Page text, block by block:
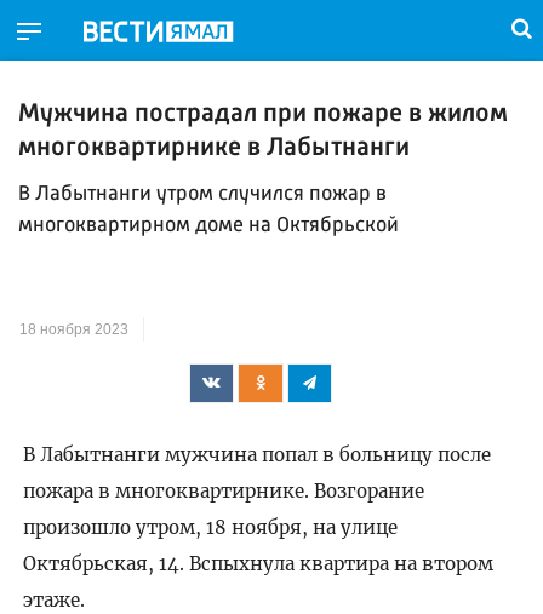
Мужчина пострадал при пожаре в жилом
многоквартирнике в Лабытнанги
В Лабытнанги утром случился пожар в
многоквартирном доме на Октябрьской
18 ноября 2023
В Лабытнанги мужчина попал в больницу после
пожара в многоквартирнике. Возгорание
произошло утром, 18 ноября, на улице
Октябрьская, 14. Вспыхнула квартира на втором
этаже.